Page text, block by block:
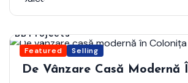
Featured Selling
BB Projects
De Vânzare Casă Modernă